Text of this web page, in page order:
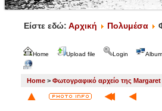
Είστε εδώ: Αρχική Πολυμέσα
Home Upload file Login
Home > Φωτογραφικό αρχείο της